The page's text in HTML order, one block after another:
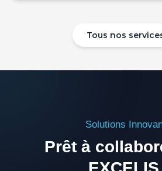
Tous nos
Solutions
Prêt à